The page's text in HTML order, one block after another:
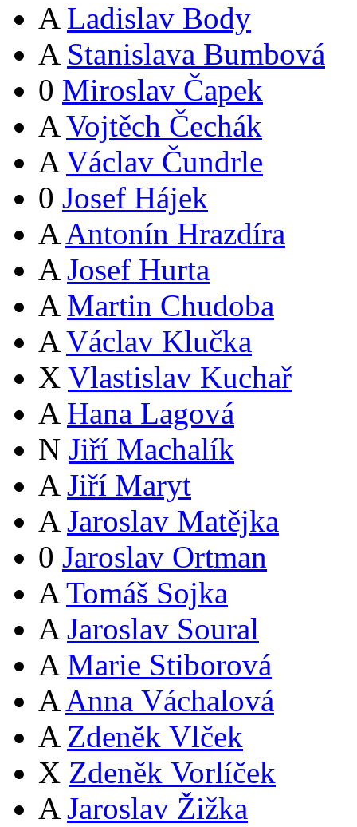
A Ladislav Body
A Stanislava Bumbová
0 Miroslav Čapek
A Vojtěch Čechák
A Václav Čundrle
0 Josef Hájek
A Antonín Hrazdíra
A Josef Hurta
A Martin Chudoba
A Václav Klučka
X Vlastislav Kuchař
A Hana Lagová
N Jiří Machalík
A Jiří Maryt
A Jaroslav Matějka
0 Jaroslav Ortman
A Tomáš Sojka
A Jaroslav Soural
A Marie Stiborová
A Anna Váchalová
A Zdeněk Vlček
X Zdeněk Vorlíček
A Jaroslav Žižka